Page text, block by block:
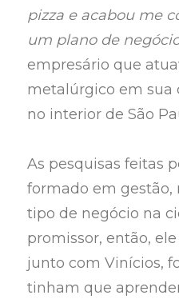
pizza e acabou me
um plano de
empresário que
metalúrgico em sua
no interior de São
As pesquisas feitas
formado em gestão,
tipo de negócio na
promissor, então,
junto com Vinícios,
tinham que